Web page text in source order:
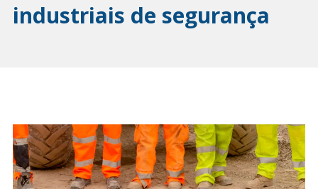
industriais de segurança